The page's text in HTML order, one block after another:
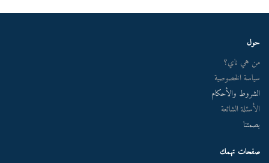
حول
من هي ناي؟
سياسة الخصوصية
الشروط والأحكام
الأسئلة الشائعة
بصمتنا
صفحات تهمك